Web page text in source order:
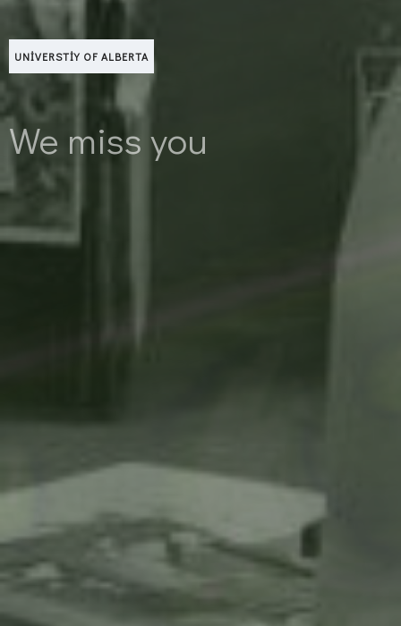
UNIVERSTIY OF ALBERTA
We miss you